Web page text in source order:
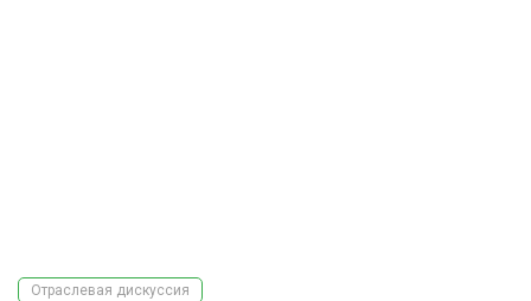
Отраслевая дискуссия